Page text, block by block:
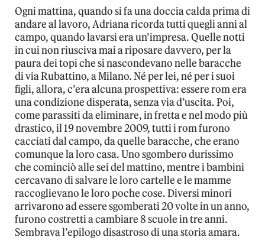
Ogni mattina, quando si fa una doccia calda prima di
andare al lavoro, Adriana ricorda tutti quegli anni al
campo, quando lavarsi era un’impresa. Quelle notti
in cui non riusciva mai a riposare davvero, per la
paura dei topi che si nascondevano nelle baracche
di via Rubattino, a Milano. Né per lei, né per i suoi
figli, allora, c’era alcuna prospettiva: essere rom era
una condizione disperata, senza via d’uscita. Poi,
come parassiti da eliminare, in fretta e nel modo più
drastico, il 19 novembre 2009, tutti i rom furono
cacciati dal campo, da quelle baracche, che erano
comunque la loro casa. Uno sgombero durissimo
che cominciò alle sei del mattino, mentre i bambini
cercavano di salvare le loro cartelle e le mamme
raccoglievano le loro poche cose. Diversi minori
arrivarono ad essere sgomberati 20 volte in un anno,
furono costretti a cambiare 8 scuole in tre anni.
Sembrava l’epilogo disastroso di una storia amara.